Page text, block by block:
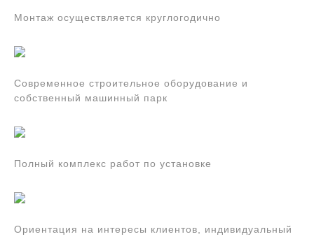
Монтаж осуществляется круглогодично
Современное строительное оборудование и
собственный машинный парк
Полный комплекс работ по установке
Ориентация на интересы клиентов, индивидуальный